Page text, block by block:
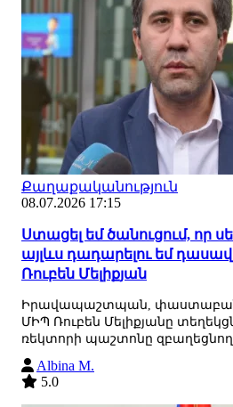
Քաղաքականություն
08.07.2026 17:15
Ստացել եմ ծանուցում, որ
այլևս դադարելու եմ
Ռուբեն Մելիքյան
Իրավապաշտպան,
ՄԻՊ Ռուբեն Մելիքյանը
ռեկտորի պաշտոնը
Albina M.
5.0